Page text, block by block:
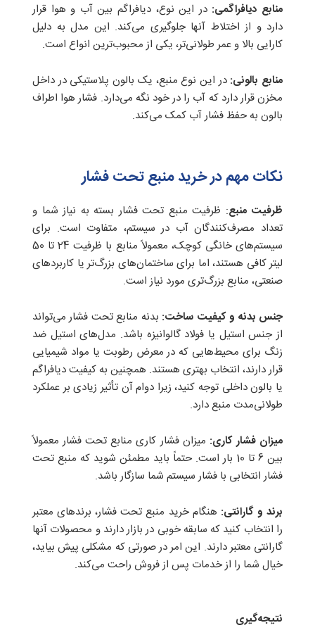
منابع دیافراگمی: در این نوع، دیافراگم بین آب و هوا قرار
دارد و از اختلاط آنها جلوگیری می‌کند. این مدل به دلیل
کارایی بالا و عمر طولانی‌تر، یکی از محبوب‌ترین انواع است.
منابع بالونی:در این نوع منبع، یک بالون پلاستیکی در داخل
مخزن قرار دارد که آب را در خود نگه می‌دارد. فشار هوا اطراف
بالون به حفظ فشار آب کمک می‌کند.
نکات مهم در خرید منبع تحت فشار
ظرفیت منبع: ظرفیت منبع تحت فشار بسته به نیاز شما و
تعداد مصرف‌کنندگان آب در سیستم، متفاوت است. برای
سیستم‌های خانگی کوچک، معمولاً منابع با ظرفیت 24 تا 50
لیتر کافی هستند، اما برای ساختمان‌های بزرگ‌تر یا کاربردهای
صنعتی، منابع بزرگ‌تری مورد نیاز است.
جنس بدنه و کیفیت ساخت: بدنه منابع تحت فشار می‌تواند
از جنس استیل یا فولاد گالوانیزه باشد. مدل‌های استیل ضد
زنگ برای محیط‌هایی که در معرض رطوبت یا مواد شیمیایی
قرار دارند، انتخاب بهتری هستند. همچنین به کیفیت دیافراگم
یا بالون داخلی توجه کنید، زیرا دوام آن تأثیر زیادی بر عملکرد
طولانی‌مدت منبع دارد.
میزان فشار کاری: میزان فشار کاری منابع تحت فشار معمولاً
بین 6 تا 10 بار است. حتماً باید مطمئن شوید که منبع تحت
فشار انتخابی با فشار سیستم شما سازگار باشد.
برند و گارانتی: هنگام خرید منبع تحت فشار، برندهای معتبر
را انتخاب کنید که سابقه خوبی در بازار دارند و محصولات آنها
گارانتی معتبر دارند. این امر در صورتی که مشکلی پیش بیاید،
خیال شما را از خدمات پس از فروش راحت می‌کند.
نتیجه‌گیری